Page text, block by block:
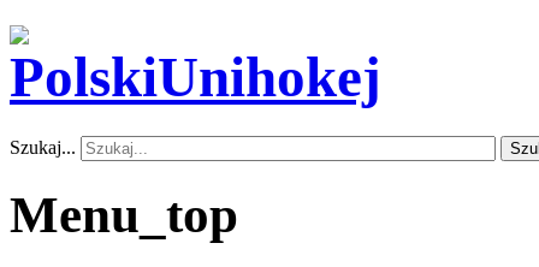
Szukaj...
Menu_top